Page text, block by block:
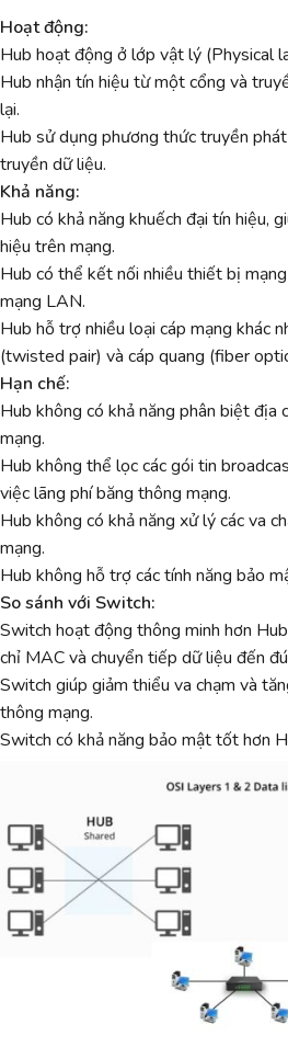
Hoạt động:
Hub hoạt động ở lớp vật lý (Physical
Hub nhận tín hiệu từ một cổng và
lại.
Hub sử dụng phương thức truyền
truyền dữ liệu.
Khả năng:
Hub có khả năng khuếch đại tín hiệu,
hiệu trên mạng.
Hub có thể kết nối nhiều thiết bị
mạng LAN.
Hub hỗ trợ nhiều loại cáp mạng khác
(twisted pair) và cáp quang (fiber
Hạn chế:
Hub không có khả năng phân biệt địa
mạng.
Hub không thể lọc các gói tin
việc lãng phí băng thông mạng.
Hub không có khả năng xử lý các va
mạng.
Hub không hỗ trợ các tính năng bảo
So sánh với Switch:
Switch hoạt động thông minh hơn
chỉ MAC và chuyển tiếp dữ liệu đến
Switch giúp giảm thiểu va chạm và
thông mạng.
Switch có khả năng bảo mật tốt hơn